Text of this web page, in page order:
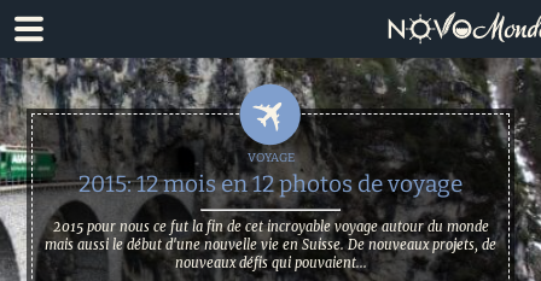
Passer
la
navigation
principale
Passer
au
contenu
principal
2015: 12 mois en 12 photos de voyage
2015 pour nous ce fut la fin de cet incroyable voyage autour du monde
mais aussi le début d'une nouvelle vie en Suisse. De nouveaux projets, de
nouveaux défis qui pouvaient...